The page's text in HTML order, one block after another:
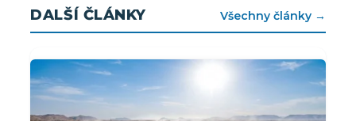
DALŠÍ ČLÁNKY Všechny články →